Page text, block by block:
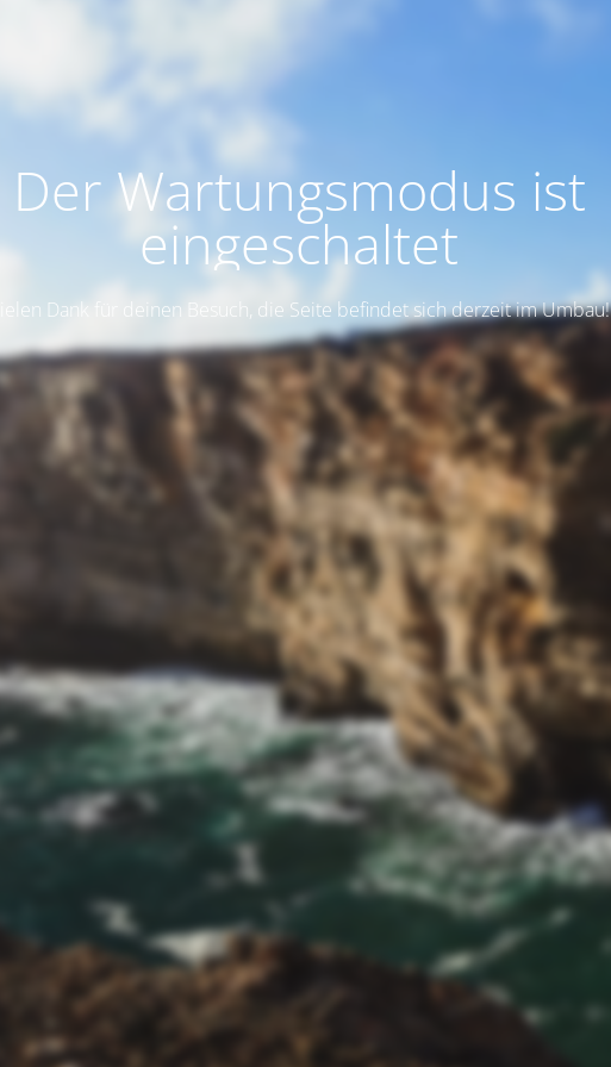
Der Wartungsmodus ist
eingeschaltet
Vielen Dank für deinen Besuch, die Seite befindet sich derzeit im Umbau!